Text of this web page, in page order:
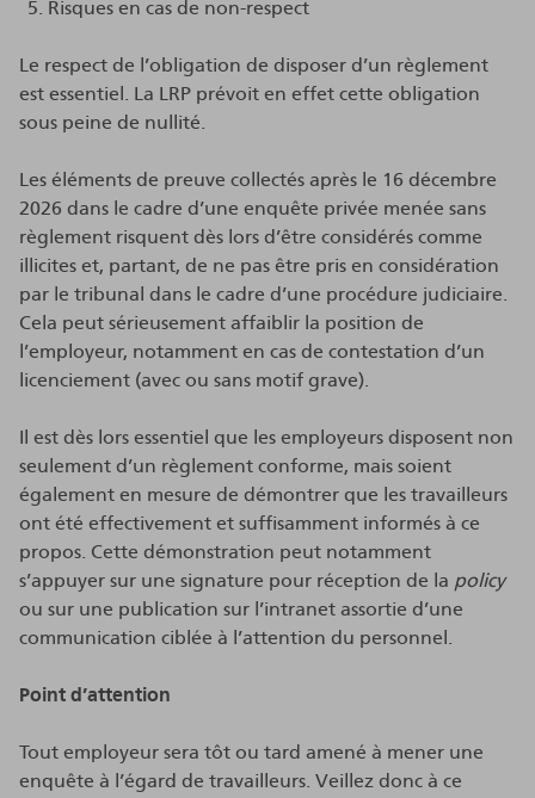
Risques en cas de non-respect
Le respect de l’obligation de disposer d’un règlement
est essentiel. La LRP prévoit en effet cette obligation
sous peine de nullité.
Les éléments de preuve collectés après le 16 décembre
2026 dans le cadre d’une enquête privée menée sans
règlement risquent dès lors d’être considérés comme
illicites et, partant, de ne pas être pris en considération
par le tribunal dans le cadre d’une procédure judiciaire.
Cela peut sérieusement affaiblir la position de
l’employeur, notamment en cas de contestation d’un
licenciement (avec ou sans motif grave).
Il est dès lors essentiel que les employeurs disposent non
seulement d’un règlement conforme, mais soient
également en mesure de démontrer que les travailleurs
ont été effectivement et suffisamment informés à ce
propos. Cette démonstration peut notamment
s’appuyer sur une signature pour réception de la policy
ou sur une publication sur l’intranet assortie d’une
communication ciblée à l’attention du personnel.
Point d’attention
Tout employeur sera tôt ou tard amené à mener une
enquête à l’égard de travailleurs. Veillez donc à ce